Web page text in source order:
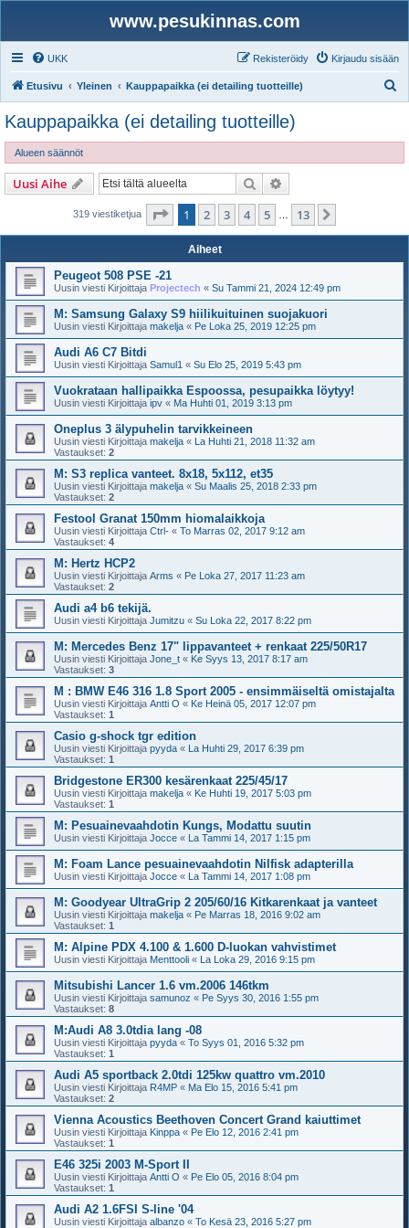
www.pesukinnas.com
UKK Kirjaudu sisään
Rekisteröidy
Etusivu Yleinen Kauppapaikka (ei detailing tuotteille)
Kauppapaikka (ei detailing tuotteille)
Alueen säännöt
Uusi Aihe Etsi
319 viestiketjua Sivu /13
1 2 3 4 5 13
Aiheet
Peugeot 508 PSE -21
Uusin viesti Kirjoittaja Projectech « Su Tammi 21, 2024 12:49 pm
M: Samsung Galaxy S9 hiilikuituinen suojakuori
Uusin viesti Kirjoittaja makelja « Pe Loka 25, 2019 12:25 pm
Audi A6 C7 Bitdi
Uusin viesti Kirjoittaja Samul1 « Su Elo 25, 2019 5:43 pm
Vuokrataan hallipaikka Espoossa, pesupaikka löytyy!
Uusin viesti Kirjoittaja ipv « Ma Huhti 01, 2019 3:13 pm
Oneplus 3 älypuhelin tarvikkeineen
Uusin viesti Kirjoittaja makelja « La Huhti 21, 2018 11:32 am
Vastaukset: 2
M: S3 replica vanteet. 8x18, 5x112, et35
Uusin viesti Kirjoittaja makelja « Su Maalis 25, 2018 2:33 pm
Vastaukset: 2
Festool Granat 150mm hiomalaikkoja
Uusin viesti Kirjoittaja Ctrl- « To Marras 02, 2017 9:12 am
Vastaukset: 4
M: Hertz HCP2
Uusin viesti Kirjoittaja Arms « Pe Loka 27, 2017 11:23 am
Vastaukset: 2
Audi a4 b6 tekijä.
Uusin viesti Kirjoittaja Jumitzu « Su Loka 22, 2017 8:22 pm
M: Mercedes Benz 17" lippavanteet + renkaat 225/50R17
Uusin viesti Kirjoittaja Jone_t « Ke Syys 13, 2017 8:17 am
Vastaukset: 3
M : BMW E46 316 1.8 Sport 2005 - ensimmäiseltä omistajalta
Uusin viesti Kirjoittaja Antti O « Ke Heinä 05, 2017 12:07 pm
Vastaukset: 1
Casio g-shock tgr edition
Uusin viesti Kirjoittaja pyyda « La Huhti 29, 2017 6:39 pm
Vastaukset: 1
Bridgestone ER300 kesärenkaat 225/45/17
Uusin viesti Kirjoittaja makelja « Ke Huhti 19, 2017 5:03 pm
Vastaukset: 1
M: Pesuainevaahdotin Kungs, Modattu suutin
Uusin viesti Kirjoittaja Jocce « La Tammi 14, 2017 1:15 pm
M: Foam Lance pesuainevaahdotin Nilfisk adapterilla
Uusin viesti Kirjoittaja Jocce « La Tammi 14, 2017 1:08 pm
M: Goodyear UltraGrip 2 205/60/16 Kitkarenkaat ja vanteet
Uusin viesti Kirjoittaja makelja « Pe Marras 18, 2016 9:02 am
Vastaukset: 1
M: Alpine PDX 4.100 & 1.600 D-luokan vahvistimet
Uusin viesti Kirjoittaja Menttooli « La Loka 29, 2016 9:15 pm
Mitsubishi Lancer 1.6 vm.2006 146tkm
Uusin viesti Kirjoittaja samunoz « Pe Syys 30, 2016 1:55 pm
Vastaukset: 8
M:Audi A8 3.0tdia lang -08
Uusin viesti Kirjoittaja pyyda « To Syys 01, 2016 5:32 pm
Vastaukset: 1
Audi A5 sportback 2.0tdi 125kw quattro vm.2010
Uusin viesti Kirjoittaja R4MP « Ma Elo 15, 2016 5:41 pm
Vastaukset: 2
Vienna Acoustics Beethoven Concert Grand kaiuttimet
Uusin viesti Kirjoittaja Kinppa « Pe Elo 12, 2016 2:41 pm
Vastaukset: 1
E46 325i 2003 M-Sport II
Uusin viesti Kirjoittaja Antti O « Pe Elo 05, 2016 8:04 pm
Vastaukset: 1
Audi A2 1.6FSI S-line '04
Uusin viesti Kirjoittaja albanzo « To Kesä 23, 2016 5:27 pm